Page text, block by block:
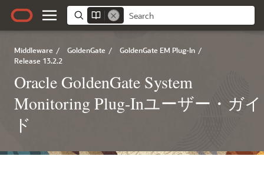
Middleware / GoldenGate / GoldenGate EM Plug-In /
Release 13.2.2
Oracle GoldenGate System
Monitoring Plug-Inユーザー・ガイ
ド